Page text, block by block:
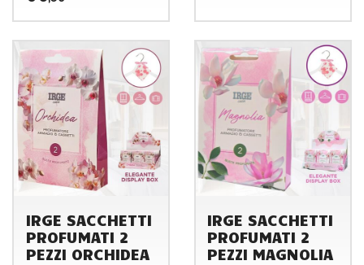
IRGE SACCHETTI
PROFUMATI 2
PEZZI ORCHIDEA
IRGE SACCHETTI
PROFUMATI 2
PEZZI MAGNOLIA